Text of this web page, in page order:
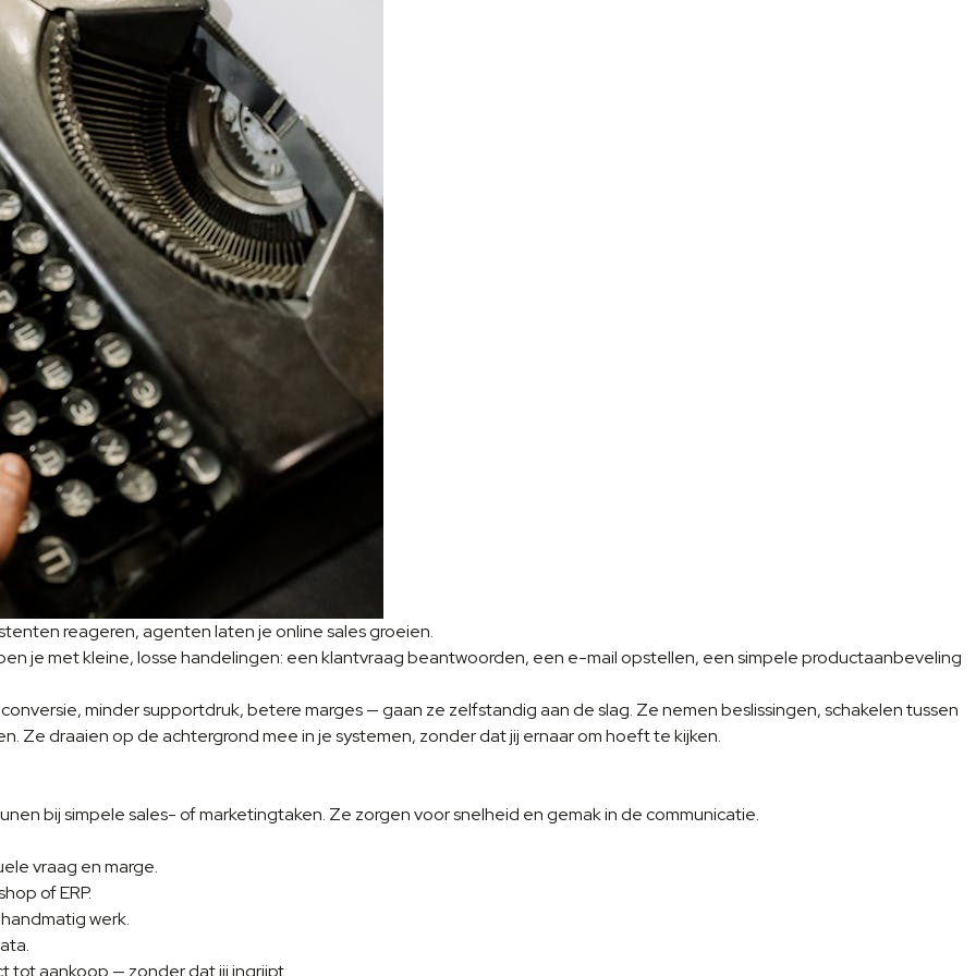
reageren, agenten laten je online sales groeien.
je met kleine, losse handelingen: een klantvraag beantwoorden, een e-mail opstellen, een simpele productaanbeveling
minder supportdruk, betere marges — gaan ze zelfstandig aan de slag. Ze nemen beslissingen, schakelen tussen
Ze draaien op de achtergrond mee in je systemen, zonder dat jij ernaar om hoeft te kijken.
bij simpele sales- of marketingtaken. Ze zorgen voor snelheid en gemak in de communicatie.
vraag en marge.
of ERP.
werk.
tot aankoop — zonder dat jij ingrijpt.